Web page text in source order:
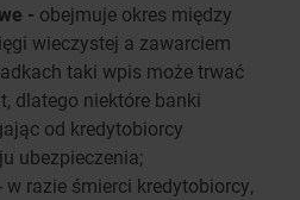
- obejmuje okres między
wieczystej a zawarciem
taki wpis może trwać
dlatego niektóre banki
od kredytobiorcy
ubezpieczenia;
w razie śmierci kredytobiorcy,